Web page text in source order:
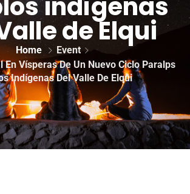
de Elqui
Home
Event
Vísperas De Un Nuevo Ciclo Paralps
Indígenas Del Valle De Elqui